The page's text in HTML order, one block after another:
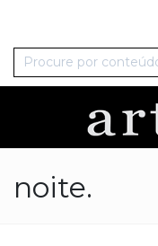
noite.